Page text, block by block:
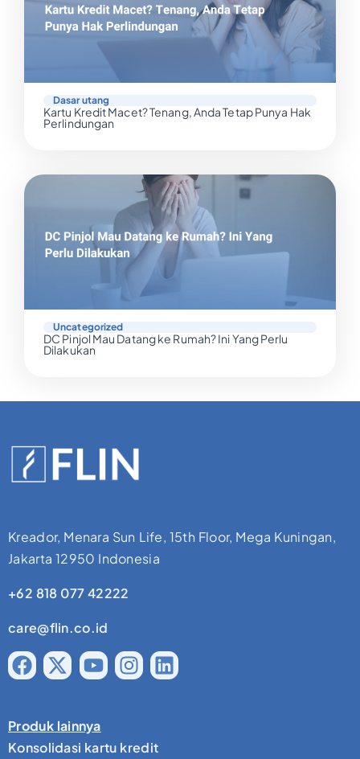
Dasar utang
Kartu Kredit Macet? Tenang, Anda Tetap Punya Hak
Perlindungan
Uncategorized
DC Pinjol Mau Datang ke Rumah? Ini Yang Perlu
Dilakukan
Kreador, Menara Sun Life, 15th Floor, Mega Kuningan,
Jakarta 12950 Indonesia
+62 818 077 42222
care@flin.co.id
Produk lainnya
Konsolidasi kartu kredit